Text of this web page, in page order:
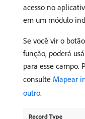
acesso no
em um módulo
Se você vir o
função, poderá
para esse campo.
consulte Mapear
outro.